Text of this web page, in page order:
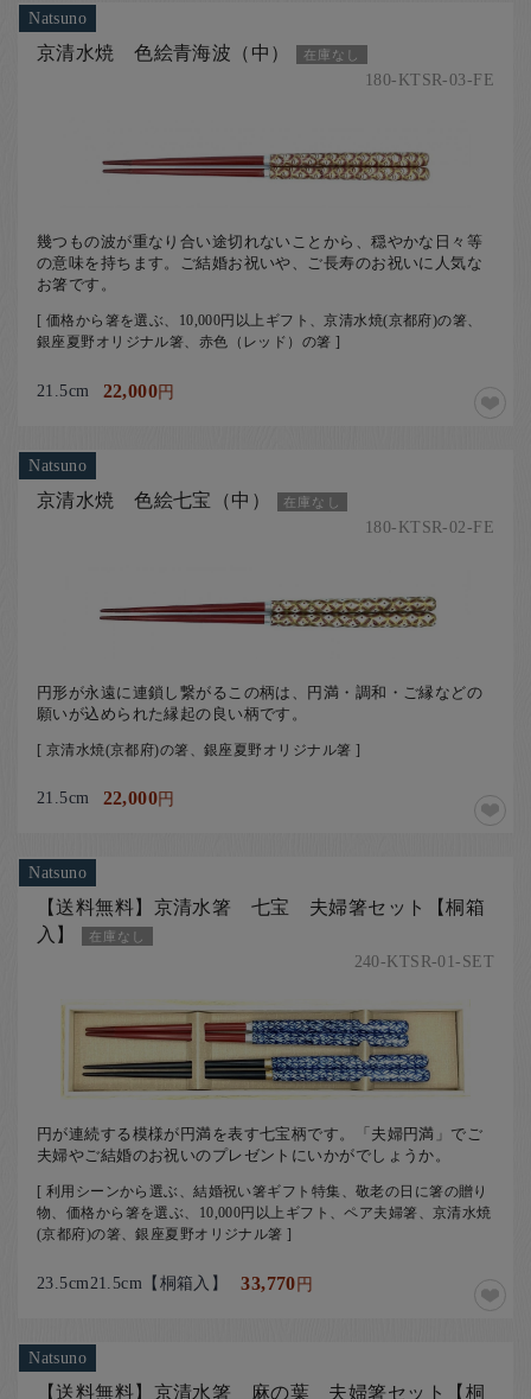
Natsuno
京清水焼 色絵青海波（中） 在庫なし
180-KTSR-03-FE
幾つもの波が重なり合い途切れないことから、穏やかな日々等
の意味を持ちます。ご結婚お祝いや、ご長寿のお祝いに人気な
お箸です。
[ 価格から箸を選ぶ、10,000円以上ギフト、京清水焼(京都府)の箸、
銀座夏野オリジナル箸、赤色（レッド）の箸 ]
21.5cm 22,000円
Natsuno
京清水焼 色絵七宝（中） 在庫なし
180-KTSR-02-FE
円形が永遠に連鎖し繋がるこの柄は、円満・調和・ご縁などの
願いが込められた縁起の良い柄です。
[ 京清水焼(京都府)の箸、銀座夏野オリジナル箸 ]
21.5cm 22,000円
Natsuno
【送料無料】京清水箸 七宝 夫婦箸セット【桐箱
入】
在庫なし
240-KTSR-01-SET
円が連続する模様が円満を表す七宝柄です。「夫婦円満」でご
夫婦やご結婚のお祝いのプレゼントにいかがでしょうか。
[ 利用シーンから選ぶ、結婚祝い箸ギフト特集、敬老の日に箸の贈り
物、価格から箸を選ぶ、10,000円以上ギフト、ペア夫婦箸、京清水焼
(京都府)の箸、銀座夏野オリジナル箸 ]
23.5cm21.5cm【桐箱入】 33,770円
Natsuno
【送料無料】京清水箸 麻の葉 夫婦箸セット【桐